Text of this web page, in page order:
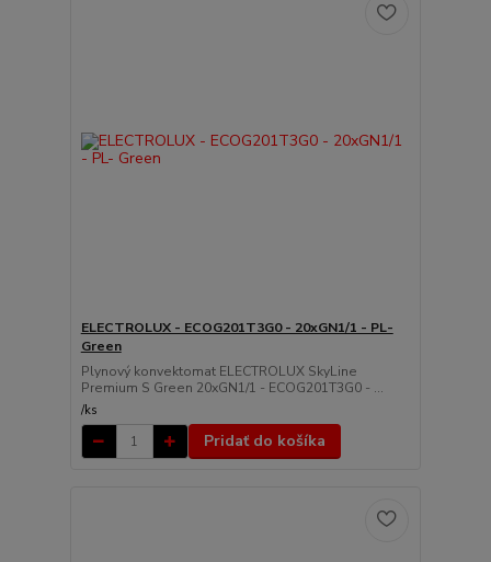
ELECTROLUX - ECOG201T3G0 - 20xGN1/1 - PL-
Green
Plynový konvektomat ELECTROLUX SkyLine
Premium S Green 20xGN1/1 - ECOG201T3G0 - ...
/ks
Pridať do košíka